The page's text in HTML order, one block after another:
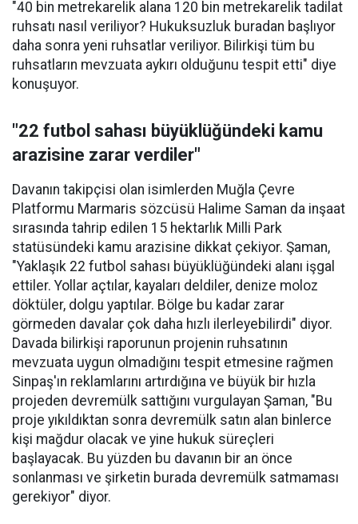
"40 bin metrekarelik alana 120 bin metrekarelik tadilat
ruhsatı nasıl veriliyor? Hukuksuzluk buradan başlıyor
daha sonra yeni ruhsatlar veriliyor. Bilirkişi tüm bu
ruhsatların mevzuata aykırı olduğunu tespit etti" diye
konuşuyor.
"22 futbol sahası büyüklüğündeki kamu
arazisine zarar verdiler"
Davanın takipçisi olan isimlerden Muğla Çevre
Platformu Marmaris sözcüsü Halime Saman da inşaat
sırasında tahrip edilen 15 hektarlık Milli Park
statüsündeki kamu arazisine dikkat çekiyor. Şaman,
"Yaklaşık 22 futbol sahası büyüklüğündeki alanı işgal
ettiler. Yollar açtılar, kayaları deldiler, denize moloz
döktüler, dolgu yaptılar. Bölge bu kadar zarar
görmeden davalar çok daha hızlı ilerleyebilirdi" diyor.
Davada bilirkişi raporunun projenin ruhsatının
mevzuata uygun olmadığını tespit etmesine rağmen
Sinpaş'ın reklamlarını artırdığına ve büyük bir hızla
projeden devremülk sattığını vurgulayan Şaman, "Bu
proje yıkıldıktan sonra devremülk satın alan binlerce
kişi mağdur olacak ve yine hukuk süreçleri
başlayacak. Bu yüzden bu davanın bir an önce
sonlanması ve şirketin burada devremülk satmaması
gerekiyor" diyor.